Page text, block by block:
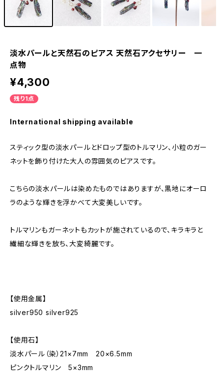
淡水パールと天然石のピアス 天然石アクセサリー 一
点物
¥4,300
残り1点
International shipping available
スティック型の淡水パールとドロップ型のトルマリン、小粒のガー
ネットを飾り付けた大人の雰囲気のピアスです。
こちらの淡水パールは染めたものではありますが、黒地にオーロ
ラのような輝きを浮かべて大変美しいです。
トルマリンもガーネットもカットが施されているので、キラキラと
繊細な輝きを放ち、大変綺麗です。
【使用金属】
silver950 silver925
【使用石】
淡水パール（染）21×7mm 20×6.5mm
ピンクトルマリン 5×3mm